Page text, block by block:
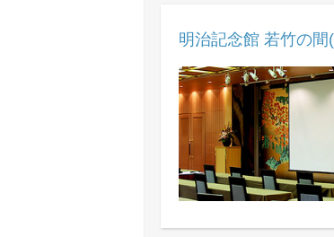
明治記念館 若竹の間